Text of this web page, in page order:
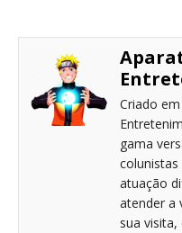
Criado
gama
colunistas
atuação
atender a
sua